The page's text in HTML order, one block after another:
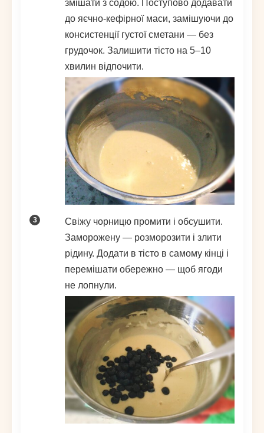
змішати з содою. Поступово додавати
до яєчно-кефірної маси, замішуючи до
консистенції густої сметани — без
грудочок. Залишити тісто на 5–10
хвилин відпочити.
Свіжу чорницю промити і обсушити.
Заморожену — розморозити і злити
рідину. Додати в тісто в самому кінці і
перемішати обережно — щоб ягоди
не лопнули.